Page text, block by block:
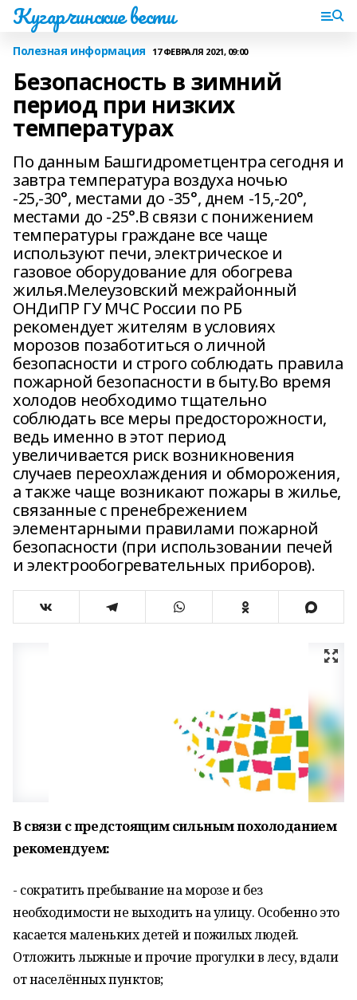
Кугарчинские вести
Полезная информация 17 ФЕВРАЛЯ 2021, 09:00
Безопасность в зимний
период при низких
температурах
По данным Башгидрометцентра сегодня и
завтра температура воздуха ночью
-25,-30°, местами до -35°, днем -15,-20°,
местами до -25°.В связи с понижением
температуры граждане все чаще
используют печи, электрическое и
газовое оборудование для обогрева
жилья.Мелеузовский межрайонный
ОНДиПР ГУ МЧС России по РБ
рекомендует жителям в условиях
морозов позаботиться о личной
безопасности и строго соблюдать правила
пожарной безопасности в быту.Во время
холодов необходимо тщательно
соблюдать все меры предосторожности,
ведь именно в этот период
увеличивается риск возникновения
случаев переохлаждения и обморожения,
а также чаще возникают пожары в жилье,
связанные с пренебрежением
элементарными правилами пожарной
безопасности (при использовании печей
и электрообогревательных приборов).
В связи с предстоящим сильным похолоданием
рекомендуем:
- сократить пребывание на морозе и без
необходимости не выходить на улицу. Особенно это
касается маленьких детей и пожилых людей.
Отложить лыжные и прочие прогулки в лесу, вдали
от населённых пунктов;